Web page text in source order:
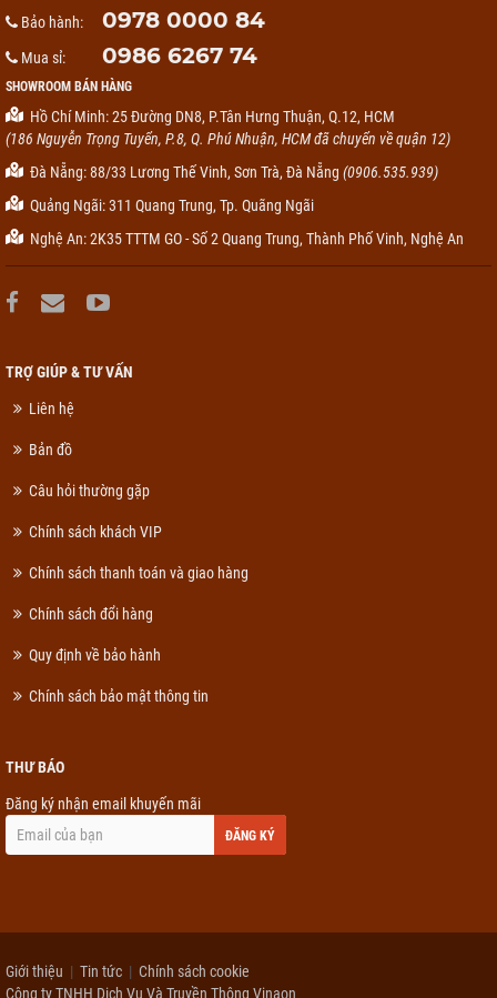
Bảo hành: 0978 0000 84
Mua sỉ: 0986 6267 74
SHOWROOM BÁN HÀNG
Hồ Chí Minh: 25 Đường DN8, P.Tân Hưng Thuận, Q.12, HCM
(186 Nguyễn Trọng Tuyển, P.8, Q. Phú Nhuận, HCM đã chuyển về quận 12)
Đà Nẵng: 88/33 Lương Thế Vinh, Sơn Trà, Đà Nẵng (0906.535.939)
Quảng Ngãi: 311 Quang Trung, Tp. Quãng Ngãi
Nghệ An: 2K35 TTTM GO - Số 2 Quang Trung, Thành Phố Vinh, Nghệ An
TRỢ GIÚP & TƯ VẤN
Liên hệ
Bản đồ
Câu hỏi thường gặp
Chính sách khách VIP
Chính sách thanh toán và giao hàng
Chính sách đổi hàng
Quy định về bảo hành
Chính sách bảo mật thông tin
THƯ BÁO
Đăng ký nhận email khuyến mãi
ĐĂNG KÝ
Giới thiệu Tin tức
Chính sách cookie
Công ty TNHH Dịch Vụ Và Truyền Thông Vinaon